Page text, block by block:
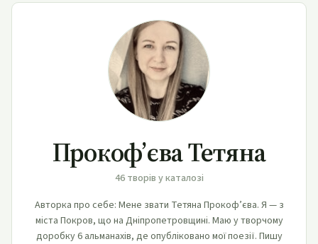
Прокоф’єва Тетяна
46 творів у каталозі
Авторка про себе: Мене звати Тетяна Прокоф’єва. Я — з
міста Покров, що на Дніпропетровщині. Маю у творчому
доробку 6 альманахів, де опубліковано мої поезії. Пишу